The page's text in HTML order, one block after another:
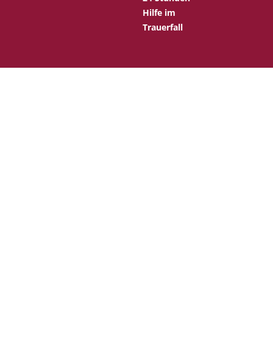
Hilfe im
Trauerfall